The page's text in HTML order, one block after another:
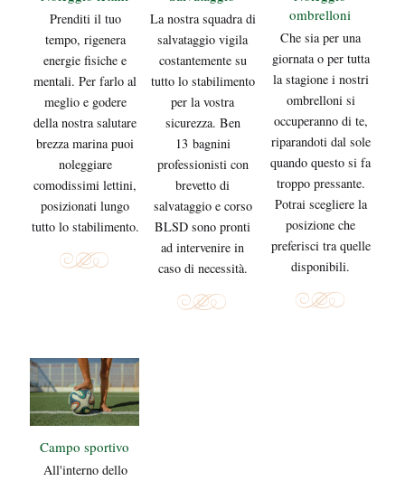
Prenditi il tuo
tempo, rigenera
energie fisiche e
mentali. Per farlo al
meglio e godere
della nostra salutare
brezza marina puoi
noleggiare
comodissimi lettini,
posizionati lungo
tutto lo stabilimento.
La nostra squadra di
salvataggio vigila
costantemente su
tutto lo stabilimento
per la vostra
sicurezza. Ben
13 bagnini
professionisti con
brevetto di
salvataggio e corso
BLSD sono pronti
ad intervenire in
caso di necessità.
ombrelloni
Che sia per una
giornata o per tutta
la stagione i nostri
ombrelloni si
occuperanno di te,
riparandoti dal sole
quando questo si fa
troppo pressante.
Potrai scegliere la
posizione che
preferisci tra quelle
disponibili.
Campo sportivo
All'interno dello